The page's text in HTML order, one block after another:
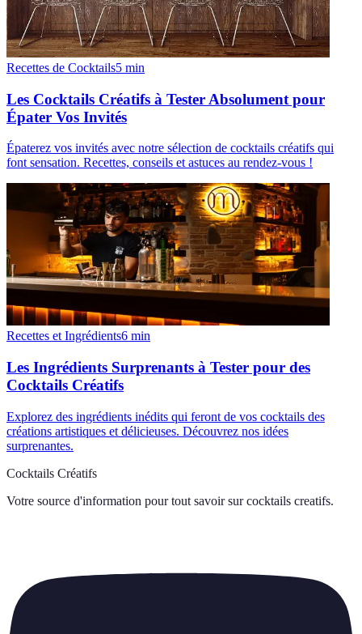
Recettes de Cocktails5 min
Les Cocktails Créatifs à Tester Absolument pour
Épater Vos Invités
Épaterez vos invités avec notre sélection de cocktails créatifs qui
font sensation. Recettes, conseils et astuces au rendez-vous !
Recettes et Ingrédients6 min
Les Ingrédients Surprenants à Tester pour des
Cocktails Créatifs
Explorez des ingrédients inédits qui feront de vos cocktails des
créations artistiques et délicieuses. Découvrez nos idées
surprenantes.
Cocktails Créatifs
Votre source d'information pour tout savoir sur cocktails creatifs.